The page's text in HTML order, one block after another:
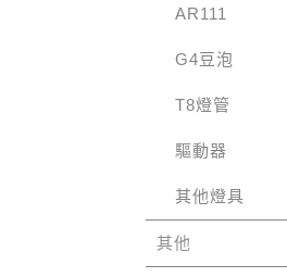
AR111
G4豆泡
T8燈管
驅動器
其他燈具
其他